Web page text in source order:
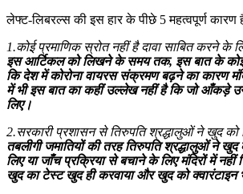
लेफ्ट-लिबरल्स की इस हार के पीछे 5 महत्वपूर्ण कारण
1.कोई प्रमाणिक स्रोत नहीं है दावा साबित करने के
इस आर्टिकल को लिखने के समय तक, इस बात के
कि देश में कोरोना वायरस संक्रमण बढ़ने का कारण
में भी इस बात का कहीं उल्लेख नहीं है कि जो आँकड़े
लिए।
2.सरकारी प्रशासन से तिरुपति श्रद्धालुओं ने खुद को
तबलीगी जमातियों की तरह तिरुपति श्रद्धालुओं ने
लिए या जाँच प्रक्रिया से बचाने के लिए मंदिरों में नहीं
खुद का टेस्ट खुद ही करवाया और खुद को क्वारंटाइन